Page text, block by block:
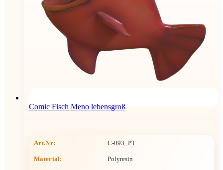
Comic Fisch Meno lebensgroß
Art.Nr: C-093_PT
Material: Polyresin